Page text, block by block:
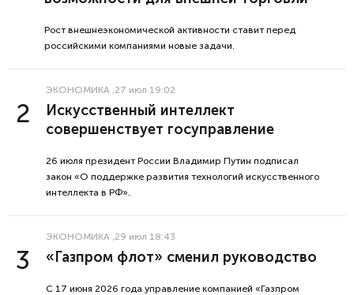
Рост внешнеэкономической активности ставит перед
российскими компаниями новые задачи.
ЭКОНОМИКА ,27 июл 19:02
Искусственный интеллект
совершенствует госуправление
26 июля президент России Владимир Путин подписал
закон «О поддержке развития технологий искусственного
интеллекта в РФ».
ЭКОНОМИКА ,29 июл 18:43
«Газпром флот» сменил руководство
С 17 июня 2026 года управление компанией «Газпром